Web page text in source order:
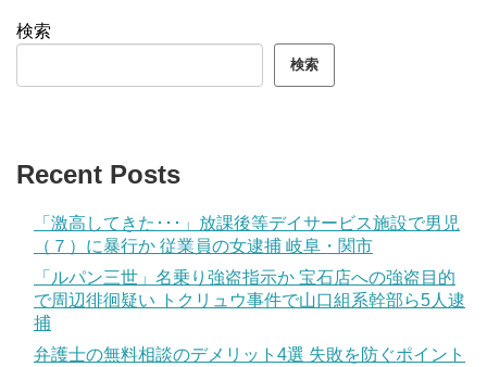
検索
検索
Recent Posts
「激高してきた･･･」放課後等デイサービス施設で男児
（７）に暴行か 従業員の女逮捕 岐阜・関市
「ルパン三世」名乗り強盗指示か 宝石店への強盗目的
で周辺徘徊疑い トクリュウ事件で山口組系幹部ら5人逮
捕
弁護士の無料相談のデメリット4選 失敗を防ぐポイント